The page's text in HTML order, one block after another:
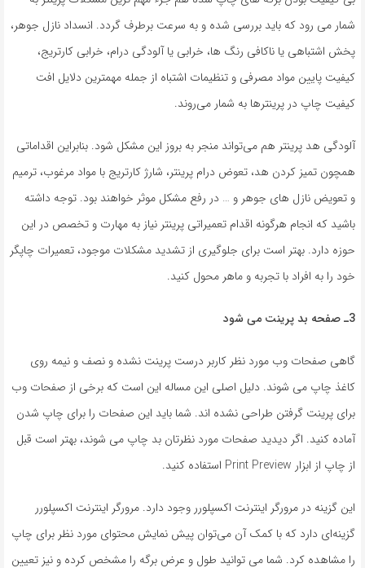
شمار می رود که باید بررسی شده و به سرعت برطرف گردد. انسداد نازل جوهر،
پخش اشتباهی یا ناکافی رنگ ها، خرابی یا آلودگی درام، خرابی کارتریج،
کیفیت پایین مواد مصرفی و تنظیمات اشتباه از جمله مهمترین دلایل افت
کیفیت چاپ در پرینترها به شمار می‌روند.
آلودگی هد پرینتر هم می‌تواند منجر به بروز این مشکل شود. بنابراین اقداماتی
همچون تمیز کردن هد، تعوض درام پرینتر، شارژ کارتریج با مواد مرغوب، ترمیم
و تعویض نازل های جوهر و … در رفع مشکل موثر خواهند بود. توجه داشته
باشید که انجام هرگونه اقدام تعمیراتی پرینتر نیاز به مهارت و تخصص در این
حوزه دارد. بهتر است برای جلوگیری از تشدید مشکلات موجود، تعمیرات چاپگر
خود را به افراد با تجربه و ماهر محول کنید.
3ـ صفحه بد پرینت می شود
گاهی صفحات وب مورد نظر کاربر درست پرینت نشده و نصف و نیمه روی
کاغذ چاپ می شوند. دلیل اصلی این مساله این است که برخی از صفحات وب
برای پرینت گرفتن طراحی نشده اند. شما باید این صفحات را برای چاپ شدن
آماده کنید. اگر دیدید صفحات مورد نظرتان بد چاپ می شوند، بهتر است قبل
از چاپ از ابزار Print Preview استفاده کنید.
این گزینه در مرورگر اینترنت اکسپلورر وجود دارد. مرورگر اینترنت اکسپلورر
گزینه‌ای دارد که با کمک آن می‌توان پیش نمایش محتوای مورد نظر برای چاپ
را مشاهده کرد. شما می توانید طول و عرض برگه را مشخص کرده و نیز تعیین